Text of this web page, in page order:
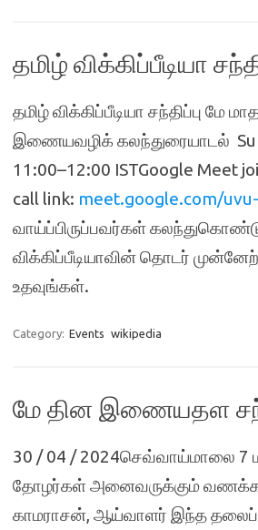
தமிழ் விக்கிப்பீடியா
தமிழ் விக்கிப்பீடியா சந்திப்பு மே
இணையவழிக் கலந்துரையாடல்
11:00–12:00 ISTGoogle Meet
call link: meet.google.com/
வாய்ப்பிருப்பவர்கள்
விக்கிப்பீடியாவின் தொடர்
உதவுங்கள்.
Category: Events wikipedia
மே தின இணையதள
30 / 04 / 2024செவ்வாய்மாலை 7
தோழர்கள் அனைவருக்கும்
காமராசன், ஆய்வாளர் இந்த